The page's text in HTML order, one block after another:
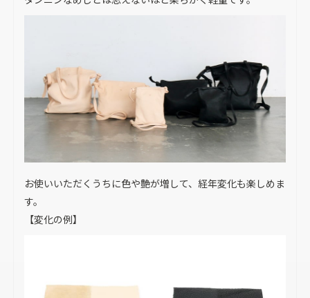
お使いいただくうちに色や艶が増して、経年変化も楽しめま
す。
【変化の例】